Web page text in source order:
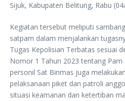
Sijuk, Kabupaten Belitung, Rabu
Kegiatan tersebut meliputi
satpam dalam menjalankan
Tugas Kepolisian Terbatas sesuai
Nomor 1 Tahun 2023 tentang Pam
personil Sat Binmas juga
pelaksanaan piket dan patroli
situasi keamanan dan ketertiban